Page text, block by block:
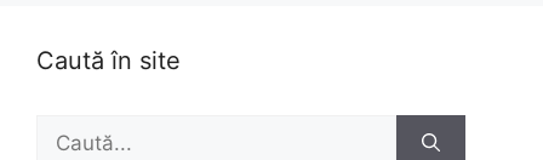
Caută în site